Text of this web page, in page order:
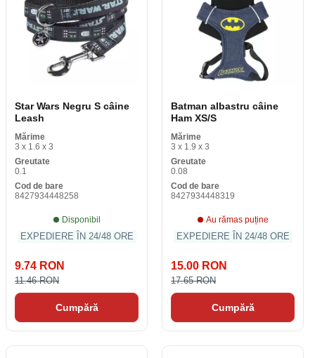
Star Wars Negru S câine
Leash
Mărime
3 x 1.6 x 3
Greutate
0.1
Cod de bare
8427934448258
Disponibil
EXPEDIERE ÎN 24/48 ORE
9.74 RON
11.46 RON
Cumpără
Batman albastru câine
Ham XS/S
Mărime
3 x 1.9 x 3
Greutate
0.08
Cod de bare
8427934448319
Au rămas puține
EXPEDIERE ÎN 24/48 ORE
15.00 RON
17.65 RON
Cumpără